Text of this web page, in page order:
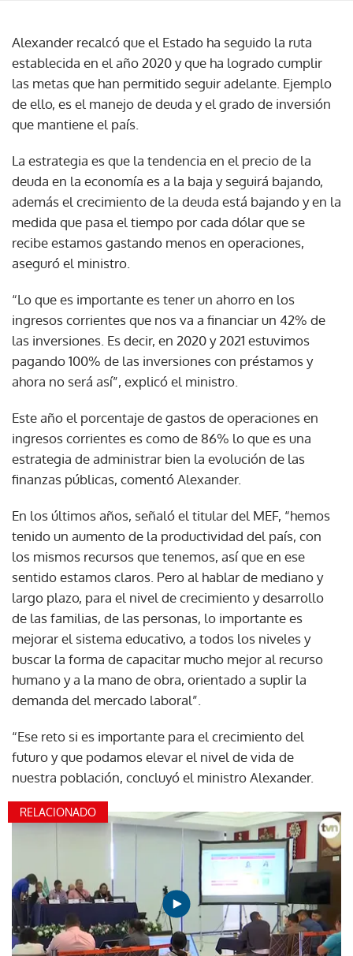
Alexander recalcó que el Estado ha seguido la ruta
establecida en el año 2020 y que ha logrado cumplir
las metas que han permitido seguir adelante. Ejemplo
de ello, es el manejo de deuda y el grado de inversión
que mantiene el país.
La estrategia es que la tendencia en el precio de la
deuda en la economía es a la baja y seguirá bajando,
además el crecimiento de la deuda está bajando y en la
medida que pasa el tiempo por cada dólar que se
recibe estamos gastando menos en operaciones,
aseguró el ministro.
“Lo que es importante es tener un ahorro en los
ingresos corrientes que nos va a financiar un 42% de
las inversiones. Es decir, en 2020 y 2021 estuvimos
pagando 100% de las inversiones con préstamos y
ahora no será así”, explicó el ministro.
Este año el porcentaje de gastos de operaciones en
ingresos corrientes es como de 86% lo que es una
estrategia de administrar bien la evolución de las
finanzas públicas, comentó Alexander.
En los últimos años, señaló el titular del MEF, “hemos
tenido un aumento de la productividad del país, con
los mismos recursos que tenemos, así que en ese
sentido estamos claros. Pero al hablar de mediano y
largo plazo, para el nivel de crecimiento y desarrollo
de las familias, de las personas, lo importante es
mejorar el sistema educativo, a todos los niveles y
buscar la forma de capacitar mucho mejor al recurso
humano y a la mano de obra, orientado a suplir la
demanda del mercado laboral”.
“Ese reto si es importante para el crecimiento del
futuro y que podamos elevar el nivel de vida de
nuestra población, concluyó el ministro Alexander.
RELACIONADO